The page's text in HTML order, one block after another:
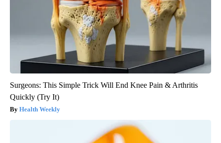
Surgeons: This Simple Trick Will End Knee Pain & Arthritis
Quickly (Try It)
Health Weekly